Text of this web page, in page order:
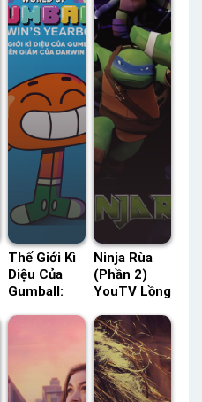
Thế Giới Kì
Diệu Của
Gumball:
Của Darwin
Minh –
Status: 05 /
Ninja Rùa
(Phần 2)
YouTV Lồng
Status: 25 /
25 Lồng
Tiếng